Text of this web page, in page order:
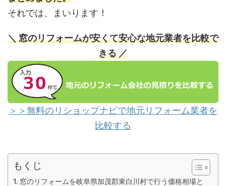
それでは、まいります！
＼ 窓のリフォームが安くて安心な地元業者を比較で
きる ／
＞＞無料のリショップナビで地元リフォーム業者を
比較する
もくじ
窓のリフォームを岐阜県加茂郡東白川村で行う価格相場と